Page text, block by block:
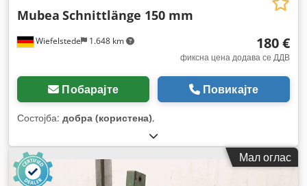
Wiefelstede 1.648 km
Mubea Schnittlänge 150 mm
180 €
фиксна цена додава се ДДВ
Побарајте Повикајте
Состојба: добра (користена),
Мал оглас